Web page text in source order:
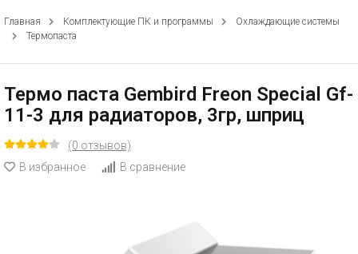
Главная Комплектующие ПК и программы
Охлаждающие системы
Термопаста
Термо паста Gembird Freon Special Gf-
11-3 для радиаторов, 3гр, шприц
(0 отзывов)
В избранное
В сравнение